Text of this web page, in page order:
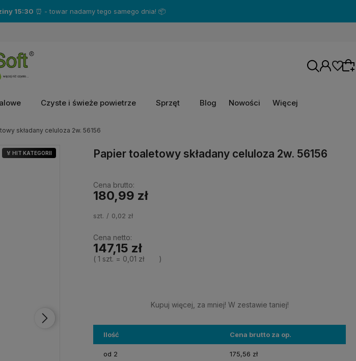
15:30 ⏰ - towar nadamy tego samego dnia! 📦
oferty lub zaloguj się, aby przywrócić dodane
Czyste i świeże powietrze Sprzęt Blog Nowości Więcej
składany celuloza 2w. 56156
🏅 HIT KATEGORII Papier toaletowy składany celuloza 2w. 56156
Cena brutto:
180,99 zł
szt. 0,02 zł
Cena netto:
147,15 zł
( 1 szt. = 0,01 zł )
Kupuj więcej, za mniej! W zestawie taniej!
Ilość Cena brutto za op.
od 2 175,56 zł